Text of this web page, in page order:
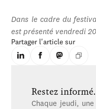
Dans le cadre du
est présenté vendredi
Partager l'article sur
Restez informé.
Chaque jeudi,